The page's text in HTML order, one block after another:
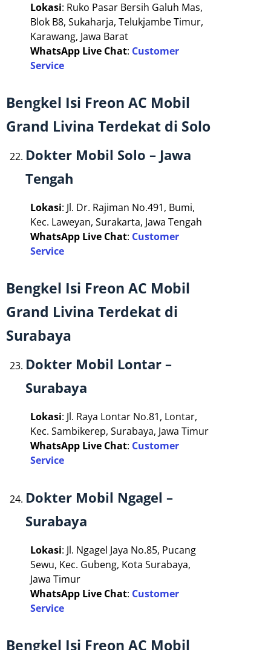
Lokasi: Ruko Pasar Bersih Galuh Mas,
Blok B8, Sukaharja, Telukjambe Timur,
Karawang, Jawa Barat
WhatsApp Live Chat: Customer
Service
Bengkel Isi Freon AC Mobil
Grand Livina Terdekat di Solo
Dokter Mobil Solo – Jawa
Tengah
Lokasi: Jl. Dr. Rajiman No.491, Bumi,
Kec. Laweyan, Surakarta, Jawa Tengah
WhatsApp Live Chat: Customer
Service
Bengkel Isi Freon AC Mobil
Grand Livina Terdekat di
Surabaya
Dokter Mobil Lontar –
Surabaya
Lokasi: Jl. Raya Lontar No.81, Lontar,
Kec. Sambikerep, Surabaya, Jawa Timur
WhatsApp Live Chat: Customer
Service
Dokter Mobil Ngagel –
Surabaya
Lokasi: Jl. Ngagel Jaya No.85, Pucang
Sewu, Kec. Gubeng, Kota Surabaya,
Jawa Timur
WhatsApp Live Chat: Customer
Service
Bengkel Isi Freon AC Mobil